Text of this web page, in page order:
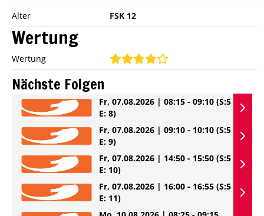
Alter
FSK 12
Wertung
Wertung
Nächste Folgen
Fr, 07.08.2026 | 08:15 - 09:10 (S:5
E: 8)
Fr, 07.08.2026 | 09:10 - 10:10 (S:5
E: 9)
Fr, 07.08.2026 | 14:50 - 15:50 (S:5
E: 10)
Fr, 07.08.2026 | 16:00 - 16:55 (S:5
E: 11)